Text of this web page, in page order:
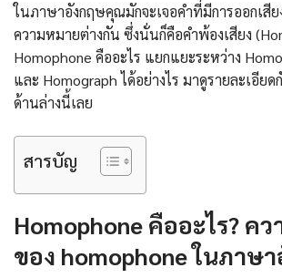
ในภาษาอังกฤษคุณมักจะเจอคำที่มีการออกเสี
ความหมายต่างกัน ซึ่งนั่นก็คือคำพ้องเสียง
Homophone คืออะไร แยกแยะระหว่าง
และ Homograph ได้อย่างไร มาดูรายละเอียด
ด้านล่างนี้เลย
สารบัญ
Homophone คืออะไร? ค
ของ homophone ในภาษ